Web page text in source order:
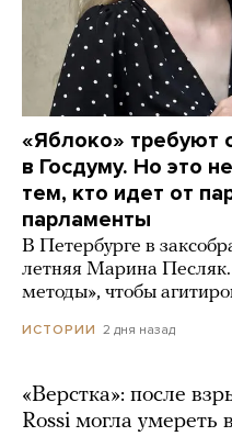
«Яблоко» требуют
в Госдуму. Но это
тем, кто идет от
парламенты
В Петербурге в
летняя Марина
методы», чтобы
ИСТОРИИ 2 дня назад
«Верстка»: после
Rossi могла умереть